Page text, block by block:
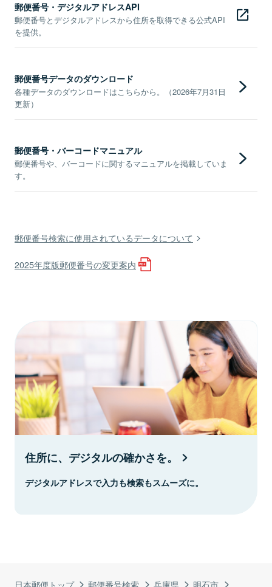
日本郵便トップ 郵便番号検索 兵庫県
明石市
郵便番号・デジタルアドレスAPI
郵便番号とデジタルアドレスから住所を取得できる公式API
を提供。
郵便番号データのダウンロード
各種データのダウンロードはこちらから。（2026年7月31日
更新）
郵便番号・バーコードマニュアル
郵便番号や、バーコードに関するマニュアルを掲載していま
す。
郵便番号検索に使用されているデータについて
2025年度版郵便番号の変更案内
住所に、デジタルの確かさを。
デジタルアドレスで入力も検索もスムーズに。